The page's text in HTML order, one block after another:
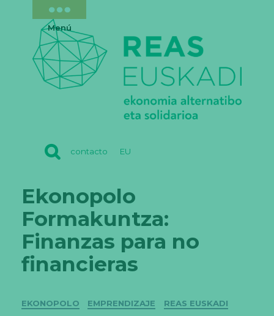
contacto EU
Menú
Ekonopolo
Formakuntza:
Finanzas para no
financieras
Categorías
EKONOPOLO EMPRENDIZAJE REAS EUSKADI